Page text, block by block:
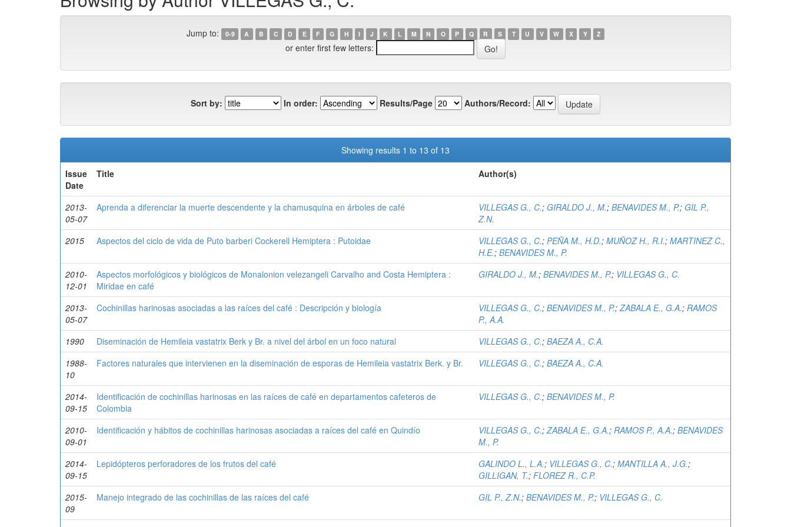
Jump to: 0-9 A B C D E F G H I J K L M N O P Q R S T U V W X Y Z
or enter first few letters:
Sort by: In order: Results/Page Authors/Record:
Showing results 1 to 13 of 13
Issue
Date
Title Author(s)
2013-
05-07
Aprenda a diferenciar la muerte descendente y la chamusquina en árboles de café VILLEGAS G., C.; GIRALDO J., M.; BENAVIDES M., P.; GIL P.,
Z.N.
2015
Aspectos del ciclo de vida de Puto barberi Cockerell Hemiptera : Putoidae VILLEGAS G., C.; PEÑA M., H.D.; MUÑOZ H., R.I.; MARTINEZ C.,
H.E.; BENAVIDES M., P.
2010-
12-01
Aspectos morfológicos y biológicos de Monalonion velezangeli Carvalho and Costa Hemiptera :
Miridae en café
GIRALDO J., M.; BENAVIDES M., P.; VILLEGAS G., C.
2013-
05-07
Cochinillas harinosas asociadas a las raíces del café : Descripción y biología VILLEGAS G., C.; BENAVIDES M., P.;ZABALA E., G.A.; RAMOS
P., A.A.
1990
Diseminación de Hemileia vastatrix Berk y Br. a nivel del árbol en un foco natural VILLEGAS G., C.; BAEZA A., C.A.
1988-
10
Factores naturales que intervienen en la diseminación de esporas de Hemileia vastatrix Berk. y Br. VILLEGAS G., C.; BAEZA A., C.A.
2014-
09-15
Identificación de cochinillas harinosas en las raíces de café en departamentos cafeteros de
Colombia
VILLEGAS G., C.; BENAVIDES M., P.
2010-
09-01
Identificación y hábitos de cochinillas harinosas asociadas a raíces del café en Quindío VILLEGAS G., C.;ZABALA E., G.A.; RAMOS P., A.A.; BENAVIDES
M., P.
2014-
09-15
Lepidópteros perforadores de los frutos del café GALINDO L., L.A.; VILLEGAS G., C.; MANTILLA A., J.G.;
GILLIGAN, T.; FLOREZ R., C.P.
2015-
09
Manejo integrado de las cochinillas de las raíces del café GIL P., Z.N.; BENAVIDES M., P.; VILLEGAS G., C.